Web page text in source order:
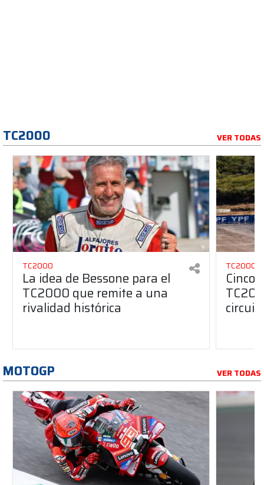
TC2000 VER TODAS
TC2000
La idea de Bessone para el
TC2000 que remite a una
rivalidad histórica
TC2000
Cinco
MOTOGP VER TODAS